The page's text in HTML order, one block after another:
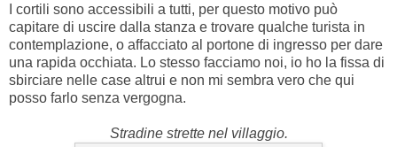
I cortili sono accessibili a tutti, per questo motivo può
capitare di uscire dalla stanza e trovare qualche turista in
contemplazione, o affacciato al portone di ingresso per dare
una rapida occhiata. Lo stesso facciamo noi, io ho la fissa di
sbirciare nelle case altrui e non mi sembra vero che qui
posso farlo senza vergogna.
Stradine strette nel villaggio.